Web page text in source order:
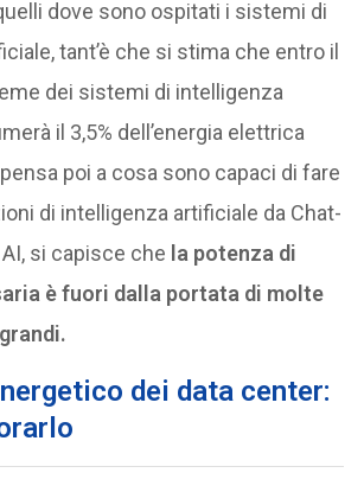
dove sono ospitati i sistemi di
tant’è che si stima che entro il
dei sistemi di intelligenza
il 3,5% dell’energia elettrica
poi a cosa sono capaci di fare
di intelligenza artificiale da Chat-
AI, si capisce che la potenza di
è fuori dalla portata di molte
dei data center: